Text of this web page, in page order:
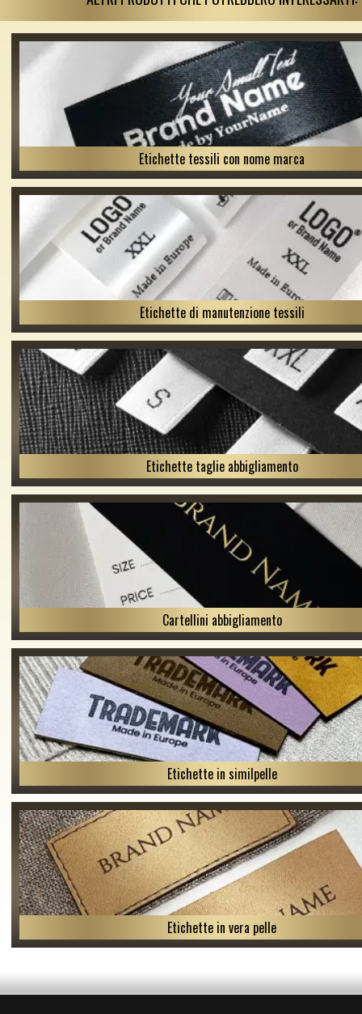
Etichette tessili con nome marca
Etichette di manutenzione tessili
Etichette taglie abbigliamento
Cartellini abbigliamento
Etichette in similpelle
Etichette in vera pelle